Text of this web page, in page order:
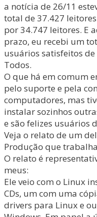
a notícia de 26/11
total de 37.427
por 34.747 leitores. E
prazo, eu recebi um
usuários satisfeitos
Todos.
O que há em comum
pelo suporte e pela
computadores, mas
instalar sozinhos
e são felizes usuários
Veja o relato de um
Produção que
O relato é
meus:
Ele veio com o Linux
CDs, um com uma
drivers para Linux e